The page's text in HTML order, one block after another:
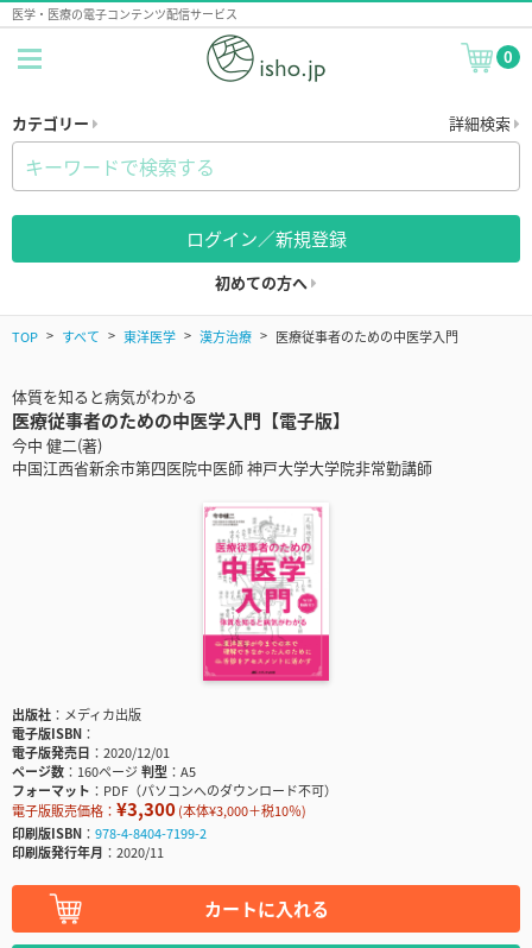
医学・医療の電子コンテンツ配信サービス
0
カテゴリー 詳細検索
ログイン／新規登録
初めての方へ
TOP すべて 東洋医学 漢方治療 医療従事者のための中医学入門
体質を知ると病気がわかる
医療従事者のための中医学入門【電子版】
今中 健二(著)
中国江西省新余市第四医院中医師 神戸大学大学院非常勤講師
出版社
メディカ出版
電子版ISBN
電子版発売日
2020/12/01
ページ数
160ページ判型
A5
フォーマット
PDF（パソコンへのダウンロード不可）
電子版販売価格： ¥3,300(本体¥3,000＋税10％)
印刷版ISBN
978-4-8404-7199-2
印刷版発行年月
2020/11
カートに入れる